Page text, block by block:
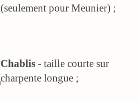
(seulement pour Meunier) ;
Chablis - taille courte sur
charpente longue ;